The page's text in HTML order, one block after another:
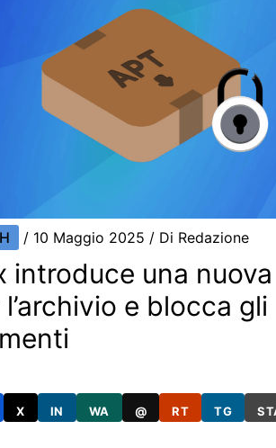
/ 10 Maggio 2025 / Di Redazione
introduce una
e blocca gli
X IN WA @ RT TG